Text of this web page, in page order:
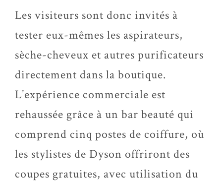
Les visiteurs sont donc invités à
tester eux-mêmes les aspirateurs,
sèche-cheveux et autres purificateurs
directement dans la boutique.
L’expérience commerciale est
rehaussée grâce à un bar beauté qui
comprend cinq postes de coiffure, où
les stylistes de Dyson offriront des
coupes gratuites, avec utilisation du